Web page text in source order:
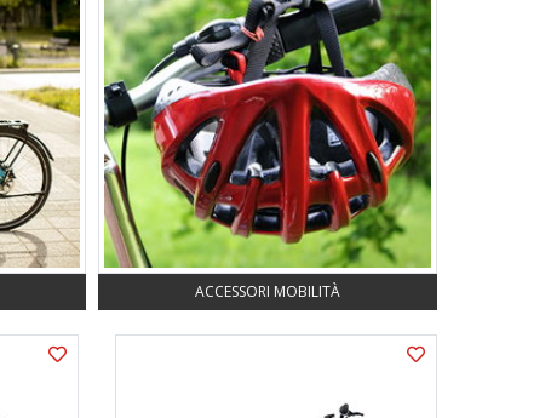
ACCESSORI MOBILITÀ